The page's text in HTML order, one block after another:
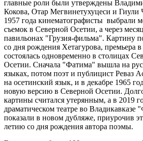
главные роли были утверждены
Кокова, Отар Мегвинетухуцеси и Гиули
1957 года кинематографисты выбрали
съемок в Северной Осетии, а через
павильонах "Грузия-фильма". Картину
со дня рождения Хетагурова, премьера в
состоялась одновременно в столицах
Осетии. Сначала "Фатима" вышла на
языках, потом поэт и публицист Реваз
на осетинский язык, и в декабре 1965
новую версию в Северной Осетии.
картины считался утерянным, а в 2019
драматическом театре во
показали в новом дубляже, приурочив
летию со дня рождения автора поэмы.